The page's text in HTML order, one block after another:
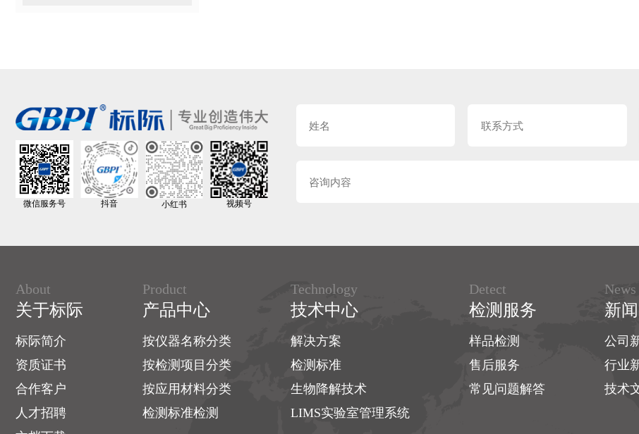
拉伸强度测试
热封性能
摩擦检测
扭力强度
雾度透光
胶粘制品
纸、纸板
纸箱、纸盒
纺织、织物
橡胶
OLED屏膜
皮革
微信服务号 抖音 小红书 视频号
About
关于标际
标际简介
资质证书
合作客户
人才招聘
Product
产品中心
按仪器名称分类
按检测项目分类
按应用材料分类
检测标准检测
Technology
技术中心
解决方案
检测标准
生物降解技术
LIMS实验室管理系统
Detect
检测服务
样品检测
售后服务
常见问题解答
News
新
公司
行业
技术